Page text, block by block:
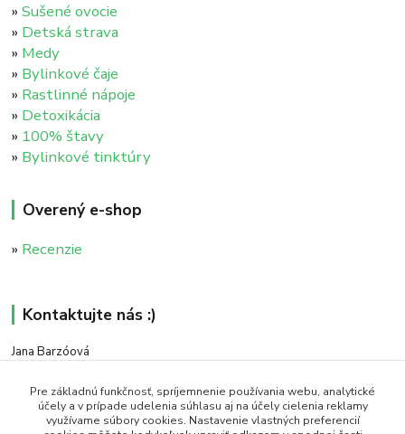
»Sušené ovocie
» Detská strava
» Medy
» Bylinkové čaje
» Rastlinné nápoje
» Detoxikácia
» 100% štavy
» Bylinkové tinktúry
Overený e-shop
» Recenzie
Kontaktujte nás :)
Jana Barzóová
(PO - PIA, 8:00 - 18:00)
objednavky@naturaj.sk
Pre základnú funkčnosť, spríjemnenie používania webu, analytické
účely a v prípade udelenia súhlasu aj na účely cielenia reklamy
využívame súbory cookies. Nastavenie vlastných preferencií